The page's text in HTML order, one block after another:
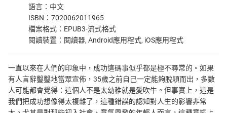
語言：中文
ISBN：7020062011965
檔案格式：EPUB3-流式格式
閱讀裝置：閱讀器, Android應用程式, iOS應用程式
一直以來在人們的印象中，成功這碼事似乎都是極不尋常的。如果
有人言辭鑿鑿地當眾宣佈，35歲之前自己一定能夠脫穎而出，多數
人可能都會覺得：這個人不是太幼稚就是愛吹牛。但事實上，這是
我們把成功想像得太複雜了，這種錯誤的認知對人生的影響非常